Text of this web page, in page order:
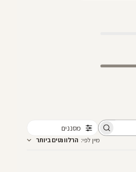
מסננים
מיין לפי: הרלוונטים ביותר